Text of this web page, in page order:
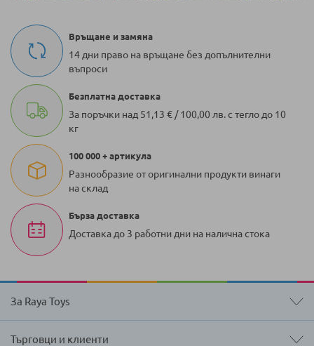
Връщане и замяна
14 дни право на връщане без допълнителни
въпроси
Безплатна доставка
За поръчки над 51,13 € / 100,00 лв. с тегло до 10
кг
100 000 + артикула
Разнообразие от оригинални продукти винаги
на склад
Бърза доставка
Доставка до 3 работни дни на налична стока
За Raya Toys
Търговци и клиенти